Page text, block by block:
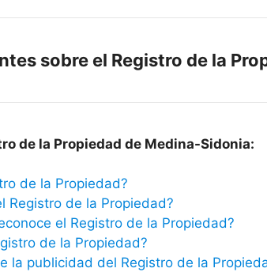
sobre el Registro de la
de la Propiedad de Medina-Sidonia:
de la Propiedad?
Registro de la Propiedad?
el Registro de la Propiedad?
de la Propiedad?
la publicidad del Registro de la